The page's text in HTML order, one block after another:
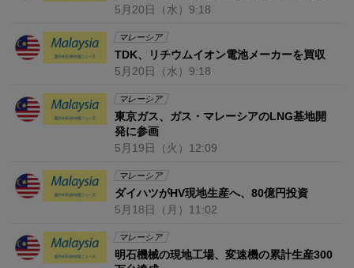
5月20日 （水） 9:18
マレーシア
TDK、リチウムイオン電池メーカーを買収
5月20日 （水） 9:18
マレーシア
東京ガス、ガス・マレーシアのLNG基地開
発に参画
5月19日 （火） 12:09
マレーシア
ダイハツがHV現地生産へ、80億円投資
5月18日 （月） 11:02
マレーシア
明石機械の現地工場、変速機の累計生産300